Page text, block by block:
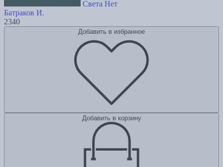
Света Нет
Батраков И.
2340
Добавить в избранное
Добавить в корзину